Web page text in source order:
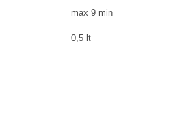
max 9 min
0,5 lt